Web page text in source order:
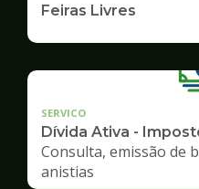
Feiras Livres
SERVICO
Dívida Ativa -
Consulta, emissão de
anistias